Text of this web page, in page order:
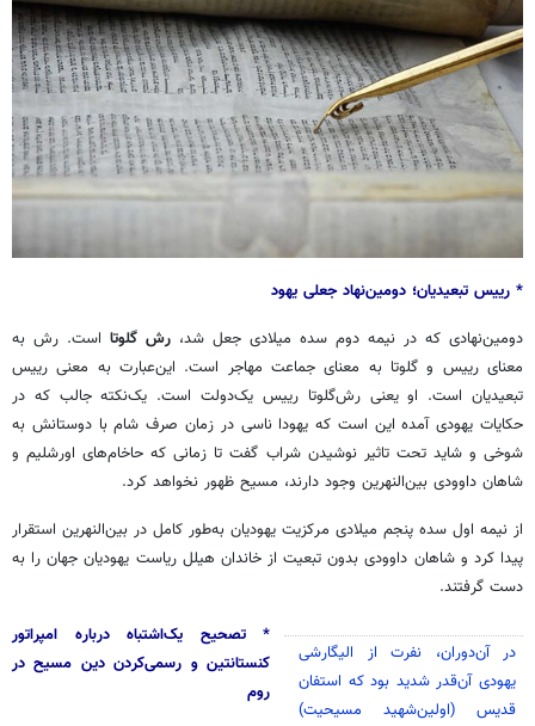
* رییس تبعیدیان؛ دومین‌نهاد جعلی یهود
دومین‌نهادی که در نیمه دوم سده میلادی جعل شد، رش گلوتا است. رش به
معنای رییس و گلوتا به معنای جماعت مهاجر است. این‌عبارت به معنی رییس
تبعیدیان است. او یعنی رش‌گلوتا رییس یک‌دولت است. یک‌نکته جالب که در
حکایات یهودی آمده این است که یهودا ناسی در زمان صرف شام با دوستانش به
شوخی و شاید تحت تاثیر نوشیدن شراب گفت تا زمانی که حاخام‌های اورشلیم و
شاهان داوودی بین‌النهرین وجود دارند، مسیح ظهور نخواهد کرد.
از نیمه اول سده پنجم میلادی مرکزیت یهودیان به‌طور کامل در بین‌النهرین استقرار
پیدا کرد و شاهان داوودی بدون تبعیت از خاندان هیلل ریاست یهودیان جهان را به
دست گرفتند.
در آن‌دوران، نفرت از الیگارشی
یهودی آن‌قدر شدید بود که استفان
قدیس (اولین‌شهید مسیحیت)
* تصحیح یک‌اشتباه درباره امپراتور
کنستانتین و رسمی‌کردن دین مسیح در
روم